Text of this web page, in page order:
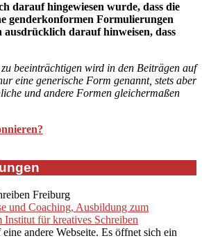
darauf hingewiesen wurde, dass die
genderkonformen Formulierungen
ausdrücklich darauf hinweisen, dass
beeinträchtigen wird in den Beiträgen auf
eine generische Form genannt, stets aber
und andere Formen gleichermaßen
Freiburg
und Coaching, Ausbildung zum
Institut für kreatives Schreiben
andere Webseite. Es öffnet sich ein